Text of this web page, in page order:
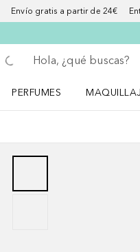
Envío gratis a partir de 24€
Regresar
Ejecutar búsqueda
PERFUMES